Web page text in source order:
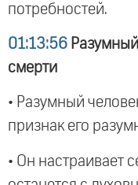
потребностей.
01:13:56
смерти
• Разумный
признак его
• Он настраивает